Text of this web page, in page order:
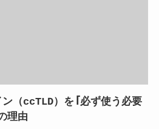
（ccTLD）を「必ず使う必要
理由